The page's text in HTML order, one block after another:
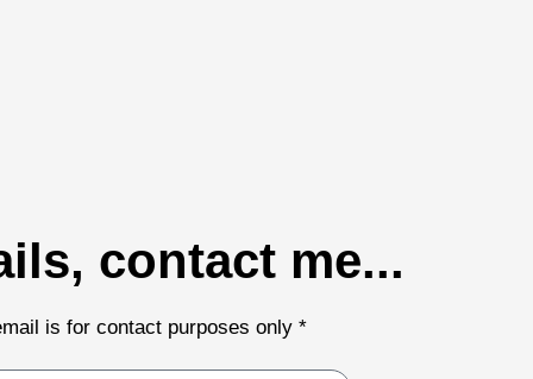
...For more details, contact me
* We don't like spam, your email is for contact purposes only